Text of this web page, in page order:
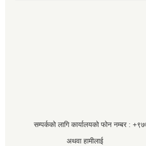
सम्पर्कको लागि कार्यालयको फोन नम्बर :
अथवा हामीलाई